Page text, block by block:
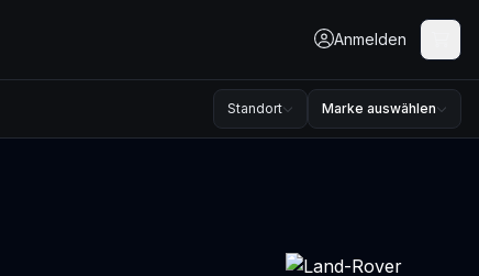
Anmelden
Standort Marke auswählen